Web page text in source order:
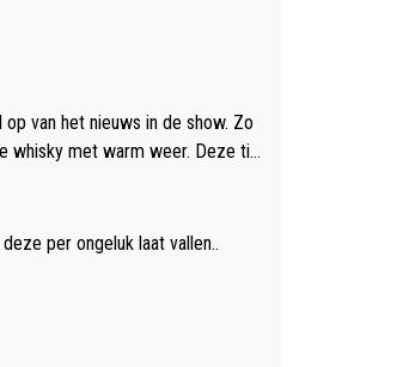
van het nieuws in de show. Zo
whisky met warm weer. Deze tip
per ongeluk laat vallen..